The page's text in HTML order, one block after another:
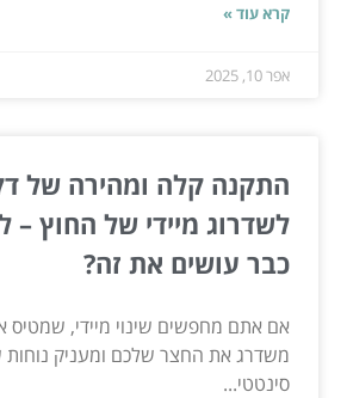
קרא עוד »
אפר 10, 2025
התקנה קלה ומהירה של
לשדרוג מיידי של החוץ –
כבר עושים את זה?
אם אתם מחפשים שינוי מיידי, שמטיס
משדרג את החצר שלכם ומעניק
סינטטי...